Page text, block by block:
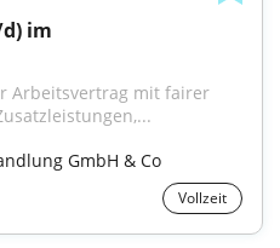
Arbeitsvertrag mit fairer
GmbH & Co
Vollzeit